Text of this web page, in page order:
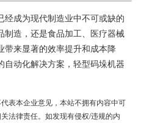
成为现代制造业中不可或缺的
制造，还是食品加工、医疗器械
带来显著的效率提升和成本降
动化解决方案，轻型码垛机器
表本企业意见，本站不拥有内容中可
法律责任。如发现有侵权/违规的内